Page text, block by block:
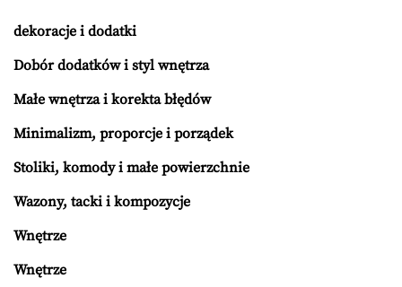
dekoracje i dodatki
Dobór dodatków i styl wnętrza
Małe wnętrza i korekta błędów
Minimalizm, proporcje i porządek
Stoliki, komody i małe powierzchnie
Wazony, tacki i kompozycje
Wnętrze
Wnętrze